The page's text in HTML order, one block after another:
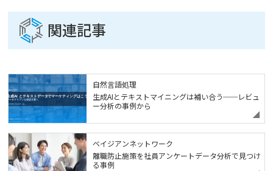
関連記事
自然言語処理
生成AIとテキストマイニングは補い合う──レビュ
ー分析の事例から
ベイジアンネットワーク
離職防止施策を社員アンケートデータ分析で見つけ
る事例